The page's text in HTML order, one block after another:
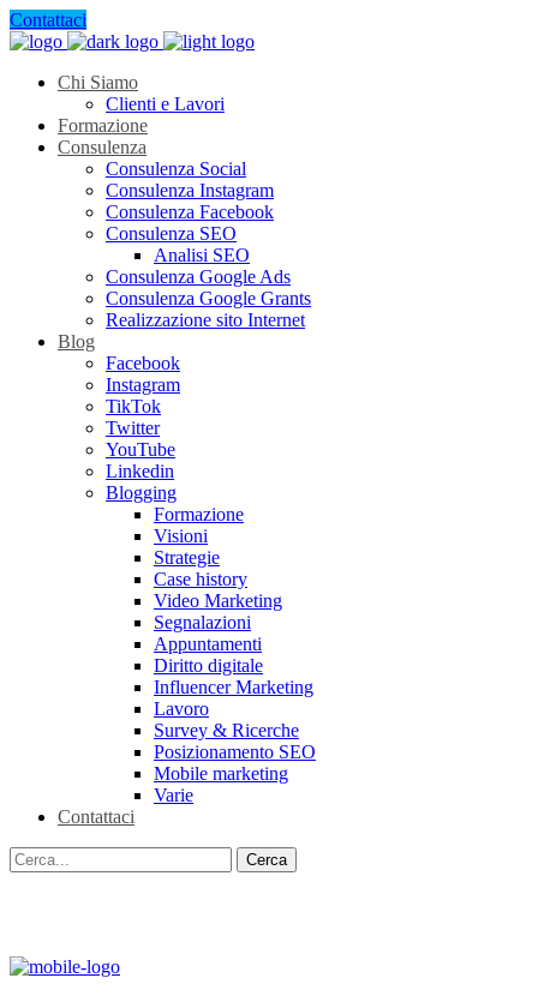
Contattaci
Chi Siamo
Clienti e Lavori
Formazione
Consulenza
Consulenza Social
Consulenza Instagram
Consulenza Facebook
Consulenza SEO
Analisi SEO
Consulenza Google Ads
Consulenza Google Grants
Realizzazione sito Internet
Blog
Facebook
Instagram
TikTok
Twitter
YouTube
Linkedin
Blogging
Formazione
Visioni
Strategie
Case history
Video Marketing
Segnalazioni
Appuntamenti
Diritto digitale
Influencer Marketing
Lavoro
Survey & Ricerche
Posizionamento SEO
Mobile marketing
Varie
Contattaci